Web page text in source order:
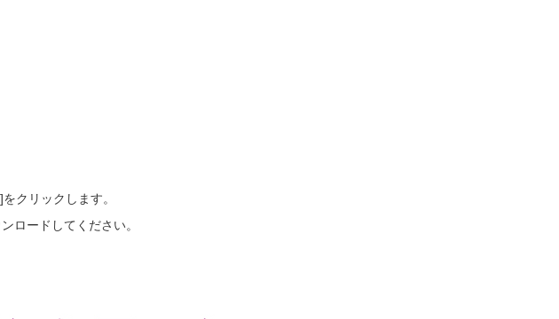
クリックします。
ロードしてください。